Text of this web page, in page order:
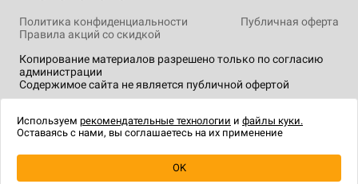
Копирование материалов разрешено только по согласию
администрации
Содержимое сайта не является публичной офертой
Политика конфиденциальности
Публичная оферта
Правила акций со скидкой
технологии .
Используем рекомендательные технологии и файлы куки.
Оставаясь с нами, вы соглашаетесь на их применение
OK